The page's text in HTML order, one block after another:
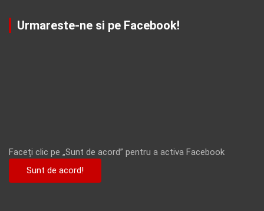
Urmareste-ne si pe Facebook!
Faceți clic pe „Sunt de acord” pentru a activa Facebook
Sunt de acord!